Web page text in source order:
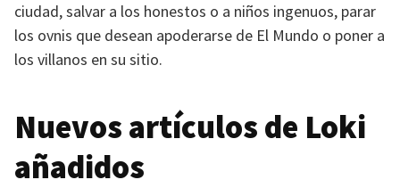
ciudad, salvar a los honestos o a niños ingenuos, parar
los ovnis que desean apoderarse de El Mundo o poner a
los villanos en su sitio.
Nuevos artículos de Loki
añadidos